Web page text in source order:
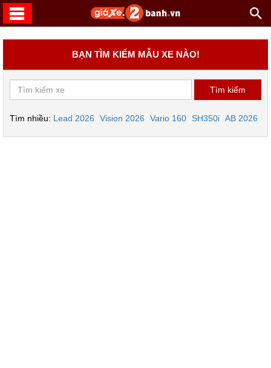
BẠN TÌM KIẾM MẪU XE NÀO!
Tìm nhiều: Lead 2026 Vision 2026 Vario 160 SH350i AB 2026